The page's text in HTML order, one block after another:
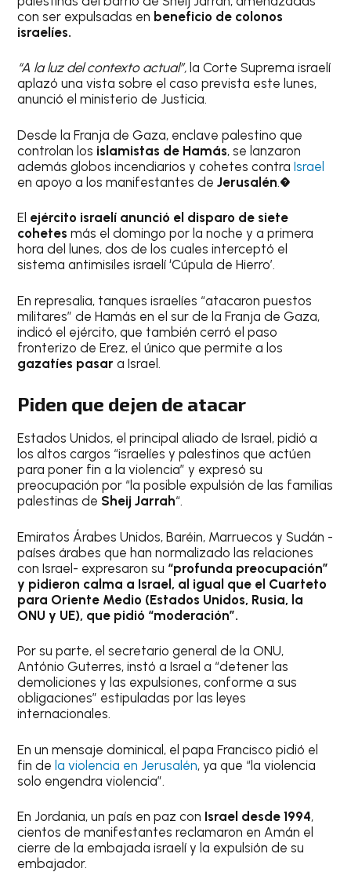
con ser expulsadas en beneficio de colonos
israelíes.
“A la luz del contexto actual”, la Corte Suprema israelí
aplazó una vista sobre el caso prevista este lunes,
anunció el ministerio de Justicia.
Desde la Franja de Gaza, enclave palestino que
controlan los islamistas de Hamás, se lanzaron
además globos incendiarios y cohetes contraIsrael
en apoyo a los manifestantes deJerusalén.�
El ejército israelí anunció el disparo de siete
cohetesmás el domingo por la noche y a primera
hora del lunes, dos de los cuales interceptó el
sistema antimisiles israelí ‘Cúpula de Hierro’.
En represalia, tanques israelíes “atacaron puestos
militares” de Hamás en el sur de la Franja de Gaza,
indicó el ejército, que también cerró el paso
fronterizo de Erez, el único que permite a los
gazatíes pasara Israel.
Piden que dejen de atacar
Estados Unidos, el principal aliado de Israel, pidió a
los altos cargos “israelíes y palestinos que actúen
para poner fin a la violencia” y expresó su
preocupación por “la posible expulsión de las familias
palestinas de Sheij Jarrah“.
Emiratos Árabes Unidos, Baréin, Marruecos y Sudán -
países árabes que han normalizado las relaciones
con Israel- expresaron su “profunda preocupación”
y pidieron calma a Israel, al igual que el Cuarteto
para Oriente Medio (Estados Unidos, Rusia, la
ONU y UE), que pidió “moderación”.
Por su parte, el secretario general de la ONU,
António Guterres, instó a Israel a “detener las
demoliciones y las expulsiones, conforme a sus
obligaciones” estipuladas por las leyes
internacionales.
En un mensaje dominical, el papa Francisco pidió el
fin dela violencia en Jerusalén, ya que “la violencia
solo engendra violencia”.
En Jordania, un país en paz con Israel desde 1994,
cientos de manifestantes reclamaron en Amán el
cierre de la embajada israelí y la expulsión de su
embajador.